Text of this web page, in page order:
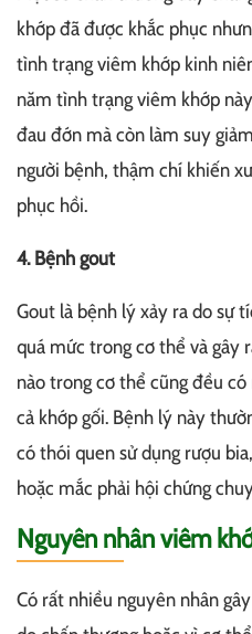
khớp đã được khắc phục
tình trạng viêm khớp kinh
năm tình trạng viêm khớp
đau đớn mà còn làm suy
người bệnh, thậm chí khiến
phục hồi.
4. Bệnh gout
Gout là bệnh lý xảy ra do sự
quá mức trong cơ thể và gây
nào trong cơ thể cũng đều
cả khớp gối. Bệnh lý này
có thói quen sử dụng rượu
hoặc mắc phải hội chứng
Nguyên nhân viêm
Có rất nhiều nguyên nhân